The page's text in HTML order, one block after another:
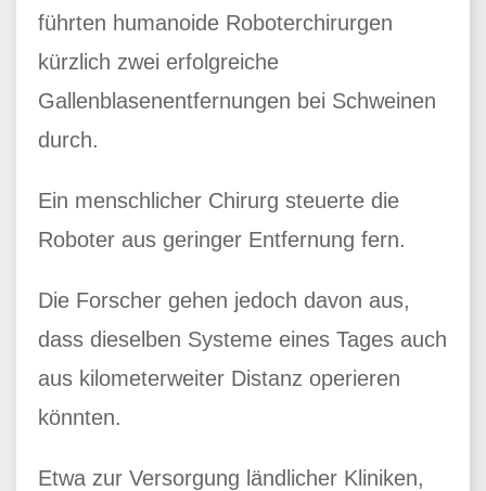
führten humanoide Roboterchirurgen
kürzlich zwei erfolgreiche
Gallenblasenentfernungen bei Schweinen
durch.
Ein menschlicher Chirurg steuerte die
Roboter aus geringer Entfernung fern.
Die Forscher gehen jedoch davon aus,
dass dieselben Systeme eines Tages auch
aus kilometerweiter Distanz operieren
könnten.
Etwa zur Versorgung ländlicher Kliniken,